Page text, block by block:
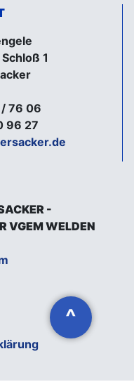
^
1
76 06
96 27
-
VGEM WELDEN